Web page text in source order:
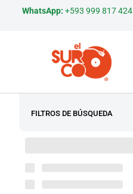
WhatsApp: +593 999 817 424
FILTROS DE BÚSQUEDA